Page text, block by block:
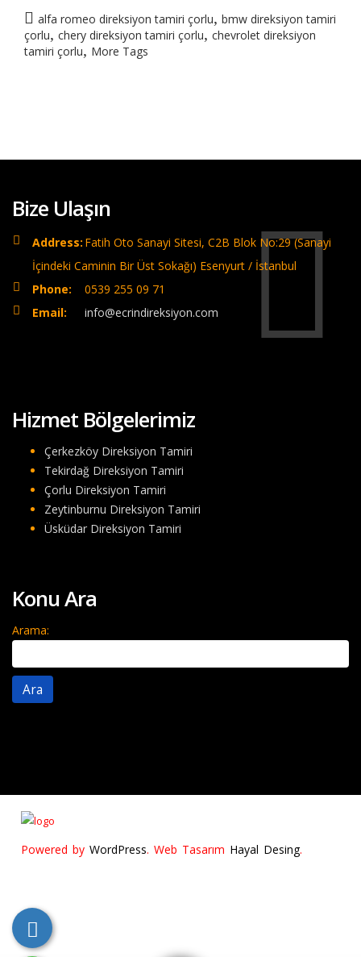
alfa romeo direksiyon tamiri çorlu, bmw direksiyon tamiri
çorlu, chery direksiyon tamiri çorlu, chevrolet direksiyon
tamiri çorlu, More Tags
Bize Ulaşın
Address: Fatih Oto Sanayi Sitesi, C2B Blok No:29 (Sanayi
İçindeki Caminin Bir Üst Sokağı) Esenyurt / İstanbul
Phone:
0539 255 09 71
Email:
info@ecrindireksiyon.com
Hizmet Bölgelerimiz
Çerkezköy Direksiyon Tamiri
Tekirdağ Direksiyon Tamiri
Çorlu Direksiyon Tamiri
Zeytinburnu Direksiyon Tamiri
Üsküdar Direksiyon Tamiri
Konu Ara
Arama:
Powered by WordPress. Web Tasarım Hayal Desing.